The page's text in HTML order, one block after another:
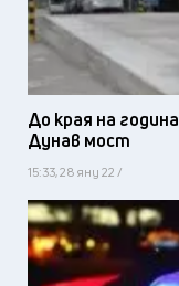
До края на
Дунав мост
15:33, 28 яну 22 /